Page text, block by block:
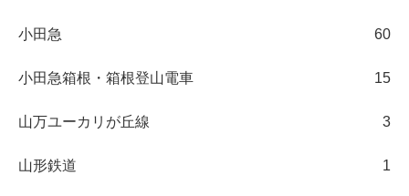
小田急 60
小田急箱根・箱根登山電車 15
山万ユーカリが丘線 3
山形鉄道 1